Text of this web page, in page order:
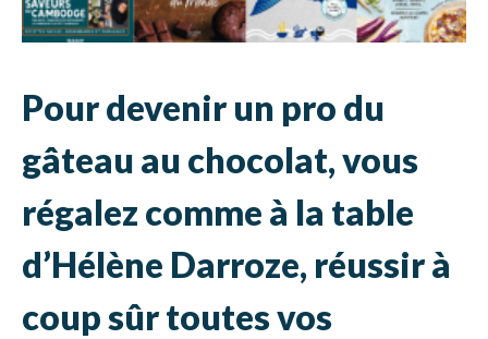
Pour devenir un pro du
gâteau au chocolat, vous
régalez comme à la table
d’Hélène Darroze, réussir à
coup sûr toutes vos